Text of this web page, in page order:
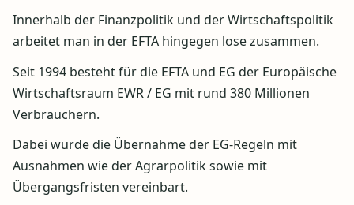
Innerhalb der Finanzpolitik und der Wirtschaftspolitik
arbeitet man in der EFTA hingegen lose zusammen.
Seit 1994 besteht für die EFTA und EG der Europäische
Wirtschaftsraum EWR / EG mit rund 380 Millionen
Verbrauchern.
Dabei wurde die Übernahme der EG-Regeln mit
Ausnahmen wie der Agrarpolitik sowie mit
Übergangsfristen vereinbart.